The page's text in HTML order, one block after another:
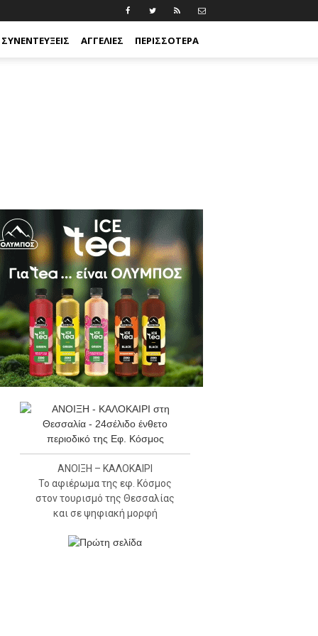
ΣΥΝΕΝΤΕΎΞΕΙΣ ΑΓΓΕΛΊΕΣ ΠΕΡΙΣΣΟΤΕΡΑ
ΑΝΟΙΞΗ – ΚΑΛΟΚΑΙΡΙ
Το αφιέρωμα της εφ. Κόσμος
στον τουρισμό της Θεσσαλίας
και σε ψηφιακή μορφή